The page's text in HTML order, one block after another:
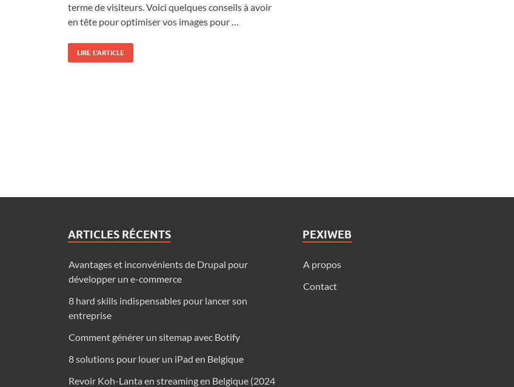
terme de visiteurs. Voici quelques conseils à avoir
en tête pour optimiser vos images pour …
LIRE L'ARTICLE
ARTICLES RÉCENTS
Avantages et inconvénients de Drupal pour
développer un e-commerce
8 hard skills indispensables pour lancer son
entreprise
Comment générer un sitemap avec Botify
8 solutions pour louer un iPad en Belgique
Revoir Koh-Lanta en streaming en Belgique (2024
PEXIWEB
A propos
Contact